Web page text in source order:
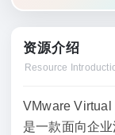
资源介绍
Resource
VMware
是一款面向企